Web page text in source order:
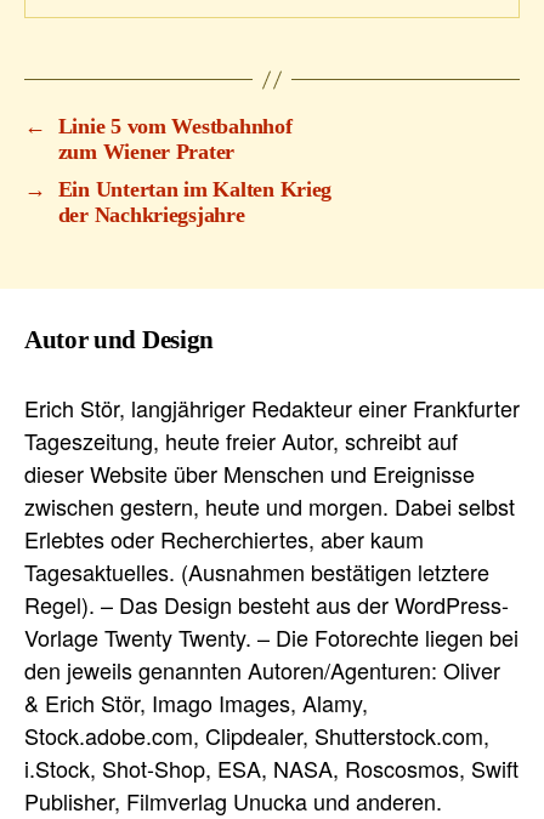
←
Linie 5 vom Westbahnhof
zum Wiener Prater
→
Ein Untertan im Kalten Krieg
der Nachkriegsjahre
Autor und Design
Erich Stör, langjähriger Redakteur einer Frankfurter
Tageszeitung, heute freier Autor, schreibt auf
dieser Website über Menschen und Ereignisse
zwischen gestern, heute und morgen. Dabei selbst
Erlebtes oder Recherchiertes, aber kaum
Tagesaktuelles. (Ausnahmen bestätigen letztere
Regel). – Das Design besteht aus der WordPress-
Vorlage Twenty Twenty. – Die Fotorechte liegen bei
den jeweils genannten Autoren/Agenturen: Oliver
& Erich Stör, Imago Images, Alamy,
Stock.adobe.com, Clipdealer, Shutterstock.com,
i.Stock, Shot-Shop, ESA, NASA, Roscosmos, Swift
Publisher, Filmverlag Unucka und anderen.